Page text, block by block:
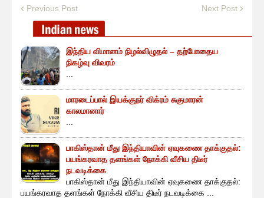
Previous Post Next Post
இந்திய விமானம் நிழல்விழுதல் – தற்போதைய
நிகழ்வு விவரம்
மாரடைப்பால் இயக்குநர் விக்ரம் சுகுமாரன்
காலமானார்
பாகிஸ்தான் மீது இந்தியாவின் ஏவுகணை தாக்குதல்:
பயங்கரவாத தளங்கள் நோக்கி வீசிய திடீர்
நடவடிக்கை
பாகிஸ்தான் மீது இந்தியாவின் ஏவுகணை தாக்குதல்:
பயங்கரவாத தளங்கள் நோக்கி வீசிய திடீர் நடவடிக்கை ...